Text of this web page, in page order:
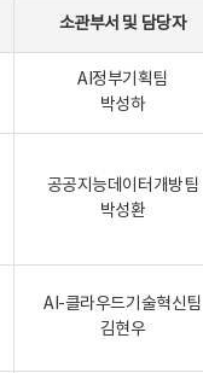
소관부서 및 담당자
AI정부기획팀
박성하
공공지능데이터개방팀
박성환
AI-클라우드기술혁신팀
김현우